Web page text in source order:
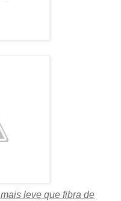
mais leve que fibra de